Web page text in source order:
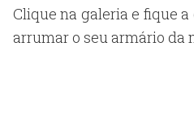
Clique na galeria e fique
arrumar o seu armário da